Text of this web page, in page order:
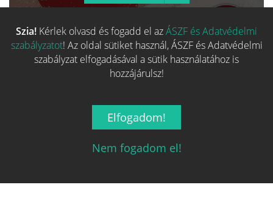
Több hasonló játék keresése
Szia! Kérlek olvasd és fogadd el azÁSZF és Adatvédelmi
szabályzatot! Az oldal sütiket használ, ÁSZF és Adatvédelmi
szabályzat elfogadásával a sütik használatához is
hozzájárulsz!
Elfogadom!
Nem fogadom el!